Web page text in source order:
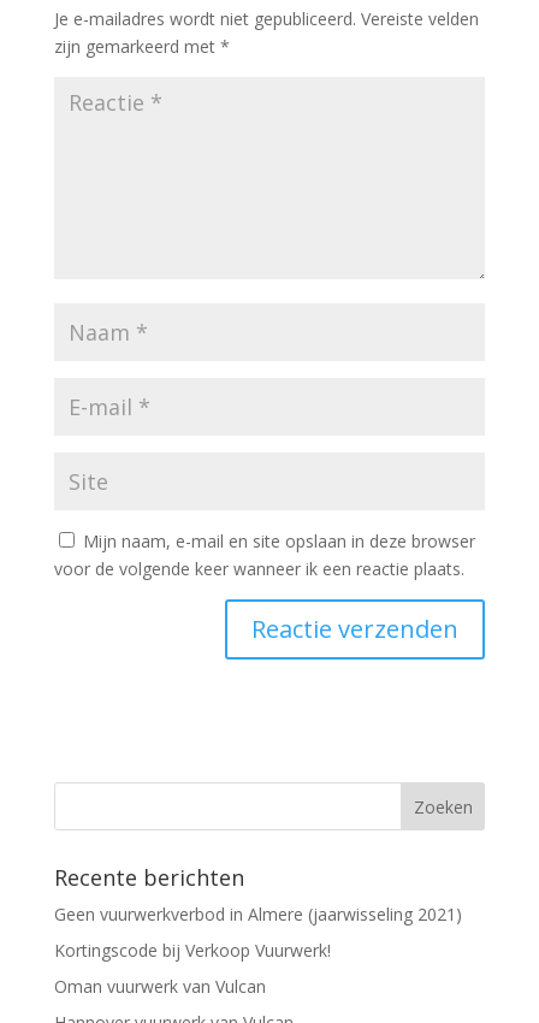
Je e-mailadres wordt niet gepubliceerd. Vereiste velden
zijn gemarkeerd met *
Mijn naam, e-mail en site opslaan in deze browser
voor de volgende keer wanneer ik een reactie plaats.
Recente berichten
Geen vuurwerkverbod in Almere (jaarwisseling 2021)
Kortingscode bij Verkoop Vuurwerk!
Oman vuurwerk van Vulcan